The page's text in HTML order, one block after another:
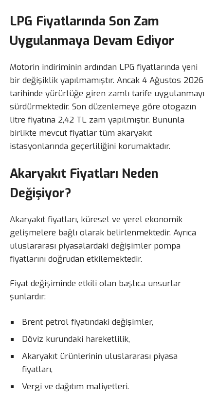
LPG Fiyatlarında Son Zam
Uygulanmaya Devam Ediyor
Motorin indiriminin ardından LPG fiyatlarında yeni
bir değişiklik yapılmamıştır. Ancak 4 Ağustos 2026
tarihinde yürürlüğe giren zamlı tarife uygulanmayı
sürdürmektedir. Son düzenlemeye göre otogazın
litre fiyatına 2,42 TL zam yapılmıştır. Bununla
birlikte mevcut fiyatlar tüm akaryakıt
istasyonlarında geçerliliğini korumaktadır.
Akaryakıt Fiyatları Neden
Değişiyor?
Akaryakıt fiyatları, küresel ve yerel ekonomik
gelişmelere bağlı olarak belirlenmektedir. Ayrıca
uluslararası piyasalardaki değişimler pompa
fiyatlarını doğrudan etkilemektedir.
Fiyat değişiminde etkili olan başlıca unsurlar
şunlardır:
Brent petrol fiyatındaki değişimler,
Döviz kurundaki hareketlilik,
Akaryakıt ürünlerinin uluslararası piyasa
fiyatları,
Vergi ve dağıtım maliyetleri.